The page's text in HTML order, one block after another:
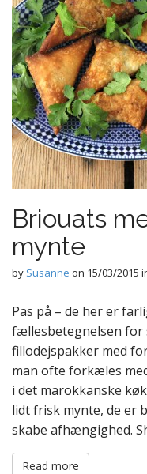
Briouats
mynte
by Susanne on 15/03/2015
Pas på – de her er
fællesbetegnelsen for
fillodejspakker med
man ofte forkæles
i det marokkanske
lidt frisk mynte, de er
skabe afhængighed.
Read more